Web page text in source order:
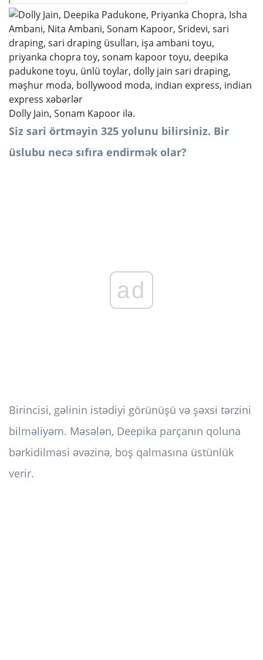
Dolly Jain, Sonam Kapoor ilə.
Siz sari örtməyin 325 yolunu bilirsiniz. Bir
üslubu necə sıfıra endirmək olar?
ad
Birincisi, gəlinin istədiyi görünüşü və şəxsi tərzini
bilməliyəm. Məsələn, Deepika parçanın qoluna
bərkidilməsi əvəzinə, boş qalmasına üstünlük
verir.